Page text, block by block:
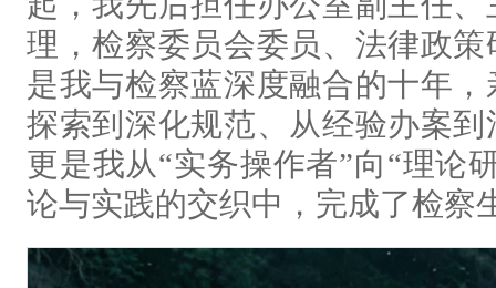
理，检察委员会委员、法律政
是我与检察蓝深度融合的十年
探索到深化规范、从经验办案
更是我从“实务操作者”向“理论
论与实践的交织中，完成了检察